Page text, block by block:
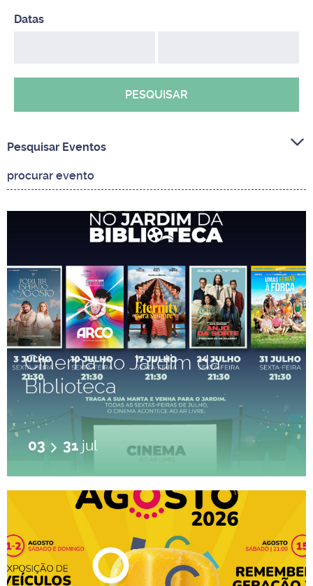
PESQUISAR
Pesquisar Eventos
Cinema no Jardim da
Biblioteca
03 31 jul